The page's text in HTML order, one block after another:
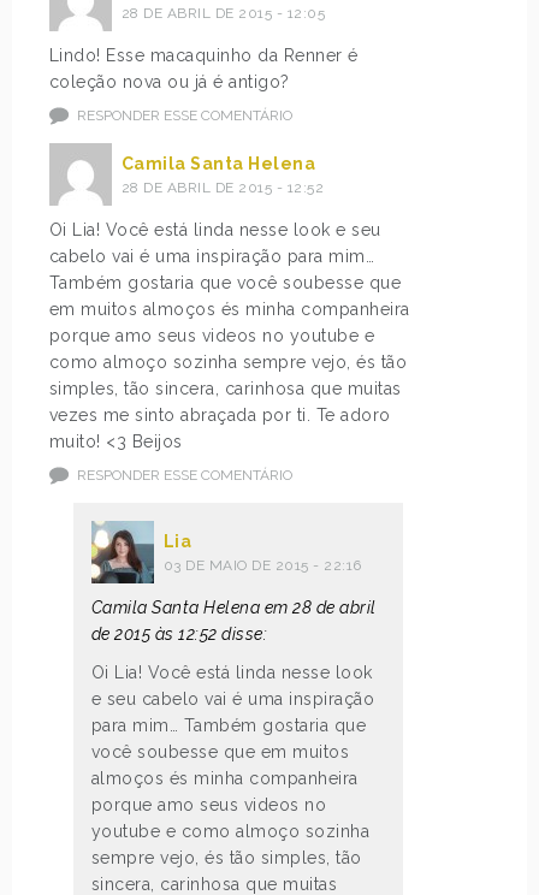
28 DE ABRIL DE 2015 - 12:05
Lindo! Esse macaquinho da Renner é
coleção nova ou já é antigo?
RESPONDER ESSE COMENTÁRIO
Camila Santa Helena
28 DE ABRIL DE 2015 - 12:52
Oi Lia! Você está linda nesse look e seu
cabelo vai é uma inspiração para mim…
Também gostaria que você soubesse que
em muitos almoços és minha companheira
porque amo seus videos no youtube e
como almoço sozinha sempre vejo, és tão
simples, tão sincera, carinhosa que muitas
vezes me sinto abraçada por ti. Te adoro
muito! <3 Beijos
RESPONDER ESSE COMENTÁRIO
Lia
03 DE MAIO DE 2015 - 22:16
Camila Santa Helena em 28 de abril
de 2015 às 12:52 disse:
Oi Lia! Você está linda nesse look
e seu cabelo vai é uma inspiração
para mim… Também gostaria que
você soubesse que em muitos
almoços és minha companheira
porque amo seus videos no
youtube e como almoço sozinha
sempre vejo, és tão simples, tão
sincera, carinhosa que muitas